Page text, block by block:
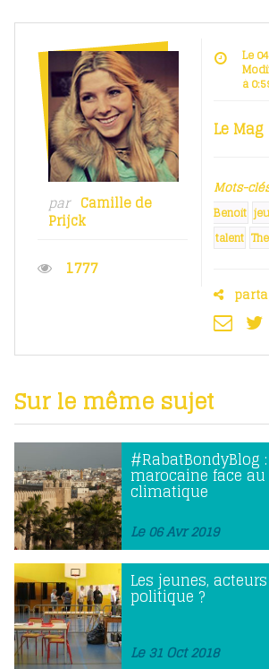
par Camille de
Prijck
1777
Le
à
Le Mag
Mots-
Benoit
talent
Sur le même sujet
#RabatBondyBlog
marocaine face
climatique
Le 06 Avr 2019
Les jeunes,
politique ?
Le 31 Oct 2018